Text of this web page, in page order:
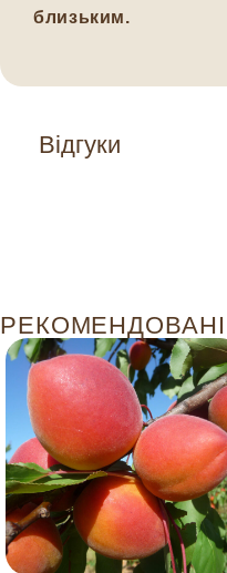
Відгуки
близьким.